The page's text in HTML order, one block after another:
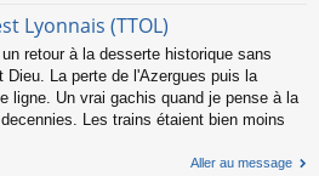
Lyonnais (TTOL)
retour à la desserte historique sans
Dieu. La perte de l'Azergues puis la
ligne. Un vrai gachis quand je pense à la
Les trains étaient bien moins
Aller au message